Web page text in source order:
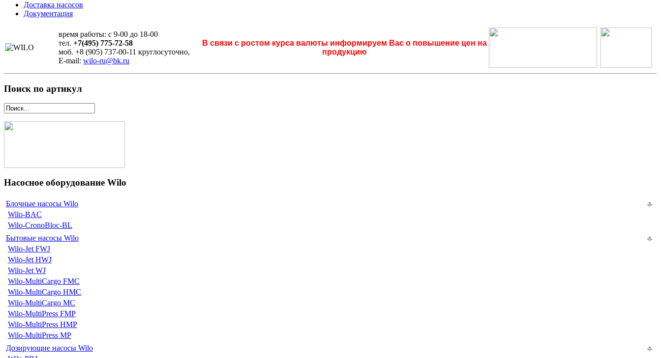
Доставка насосов
Документация
время работы: с 9-00 до 18-00
тел. +7(495) 775-72-58
моб. +8 (905) 737-00-11 круглосуточно,
E-mail: wilo-ru@bk.ru
В связи с ростом курса валюты информируем Вас о повышение цен на
продукцию
Поиск по артикул
Насосное оборудование Wilo
Блочные насосы Wilo
Wilo-BAC
Wilo-CronoBloc-BL
Бытовые насосы Wilo
Wilo-Jet FWJ
Wilo-Jet HWJ
Wilo-Jet WJ
Wilo-MultiCargo FMC
Wilo-MultiCargo HMC
Wilo-MultiCargo MC
Wilo-MultiPress FMP
Wilo-MultiPress HMP
Wilo-MultiPress MP
Дозирующие насосы Wilo